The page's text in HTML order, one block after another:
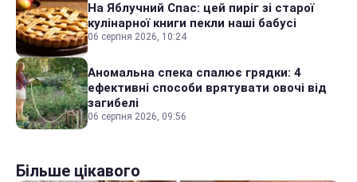
На Яблучний Спас: цей пиріг зі старої
кулінарної книги пекли наші бабусі
06 серпня 2026, 10:24
Аномальна спека спалює грядки: 4
ефективні способи врятувати овочі від
загибелі
06 серпня 2026, 09:56
Більше цікавого